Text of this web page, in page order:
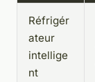
Réfrigér
ateur
intellige
nt